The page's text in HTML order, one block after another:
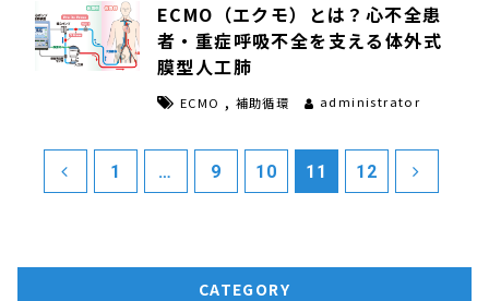
ECMO（エクモ）とは？心不全患
者・重症呼吸不全を支える体外式
膜型人工肺
ECMO , 補助循環 administrator
1 … 9 10 11 12
CATEGORY